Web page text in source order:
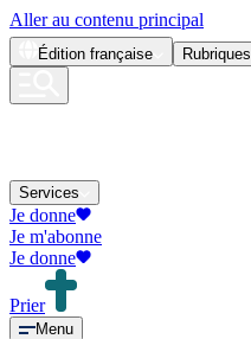
Aller au contenu principal
Édition française Rubriques
Services
Je donne
Je m'abonne
Je donne
Prier
Menu